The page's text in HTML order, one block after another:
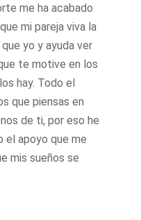
me ha acabado
mi pareja viva la
yo y ayuda ver
te motive en los
hay. Todo el
que piensas en
de ti, por eso he
el apoyo que me
mis sueños se